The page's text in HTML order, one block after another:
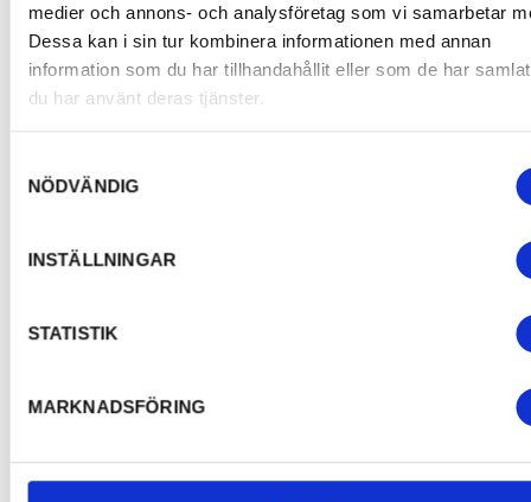
medier och annons- och analysföretag som vi samarbetar
Dessa kan i sin tur kombinera informationen med annan
information som du har tillhandahållit eller som de har
du har använt deras tjänster.
NÖDVÄNDIG
INSTÄLLNINGAR
STATISTIK
MARKNADSFÖRING
Erbjudande:
Visit Värmland erbjuder information och
material om de plattformar som kan vara
Användbara länkar
•Digitalisering i Stockholm – Resurser och
•Lyckas med SEO genom att synas med rätt
•Digitala kanaler och plattformar – Planering